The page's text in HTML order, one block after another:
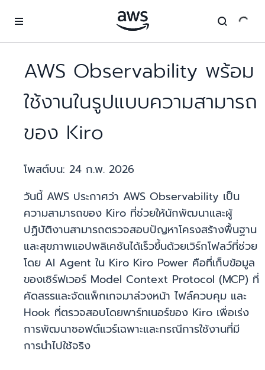
AWS Observability พร้อม
ใช้งานในรูปแบบความสามารถ
ของ Kiro
โพสต์บน: 24 ก.พ. 2026
วันนี้ AWS ประกาศว่า AWS Observability เป็น
ความสามารถของ Kiro ที่ช่วยให้นักพัฒนาและผู้
ปฏิบัติงานสามารถตรวจสอบปัญหาโครงสร้างพื้นฐาน
และสุขภาพแอปพลิเคชันได้เร็วขึ้นด้วยเวิร์กโฟลว์ที่ช่วย
โดย AI Agent ใน Kiro Kiro Power คือที่เก็บข้อมูล
ของเซิร์ฟเวอร์ Model Context Protocol (MCP) ที่
คัดสรรและจัดแพ็กเกจมาล่วงหน้า ไฟล์ควบคุม และ
Hook ที่ตรวจสอบโดยพาร์ทเนอร์ของ Kiro เพื่อเร่ง
การพัฒนาซอฟต์แวร์เฉพาะและกรณีการใช้งานที่มี
การนำไปใช้จริง